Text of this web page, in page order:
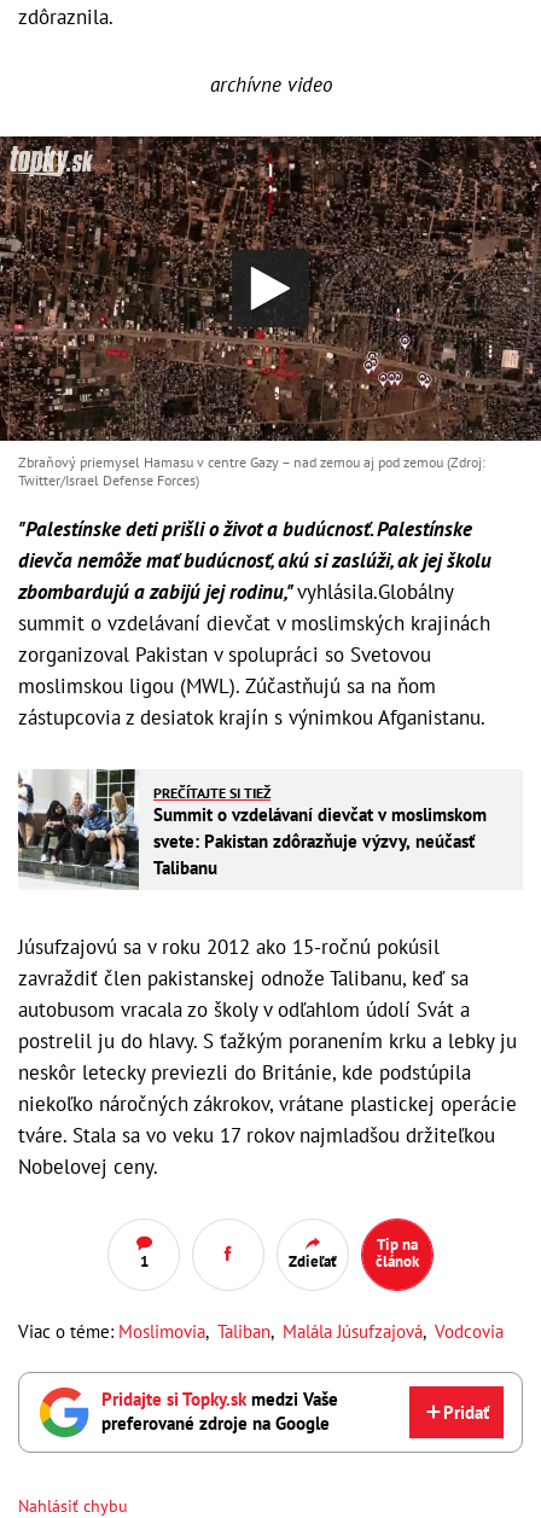
zdôraznila.
archívne video
Zbraňový priemysel Hamasu v centre Gazy – nad zemou aj pod zemou (Zdroj:
Twitter/Israel Defense Forces)
"Palestínske deti prišli o život a budúcnosť. Palestínske
dievča nemôže mať budúcnosť, akú si zaslúži, ak jej školu
zbombardujú a zabijú jej rodinu,"vyhlásila.Globálny
summit o vzdelávaní dievčat v moslimských krajinách
zorganizoval Pakistan v spolupráci so Svetovou
moslimskou ligou (MWL). Zúčastňujú sa na ňom
zástupcovia z desiatok krajín s výnimkou Afganistanu.
PREČÍTAJTE SI TIEŽ
Summit o vzdelávaní dievčat v moslimskom
svete: Pakistan zdôrazňuje výzvy, neúčasť
Talibanu
Júsufzajovú sa v roku 2012 ako 15-ročnú pokúsil
zavraždiť člen pakistanskej odnože Talibanu, keď sa
autobusom vracala zo školy v odľahlom údolí Svát a
postrelil ju do hlavy. S ťažkým poranením krku a lebky ju
neskôr letecky previezli do Británie, kde podstúpila
niekoľko náročných zákrokov, vrátane plastickej operácie
tváre. Stala sa vo veku 17 rokov najmladšou držiteľkou
Nobelovej ceny.
1 Zdieľať
Tip na
článok
Viac o téme: Moslimovia, Taliban, Malála Júsufzajová, Vodcovia
Pridajte si Topky.skmedzi Vaše
preferované zdroje na Google
Pridať
Nahlásiť chybu